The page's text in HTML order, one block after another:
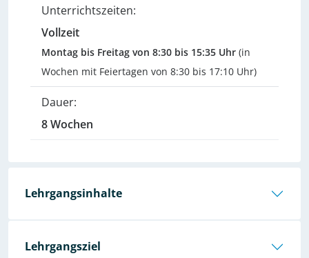
Unterrichtszeiten:
Vollzeit
Montag bis Freitag von 8:30 bis 15:35 Uhr (in
Wochen mit Feiertagen von 8:30 bis 17:10 Uhr)
Dauer:
8 Wochen
Lehrgangsinhalte
Lehrgangsziel